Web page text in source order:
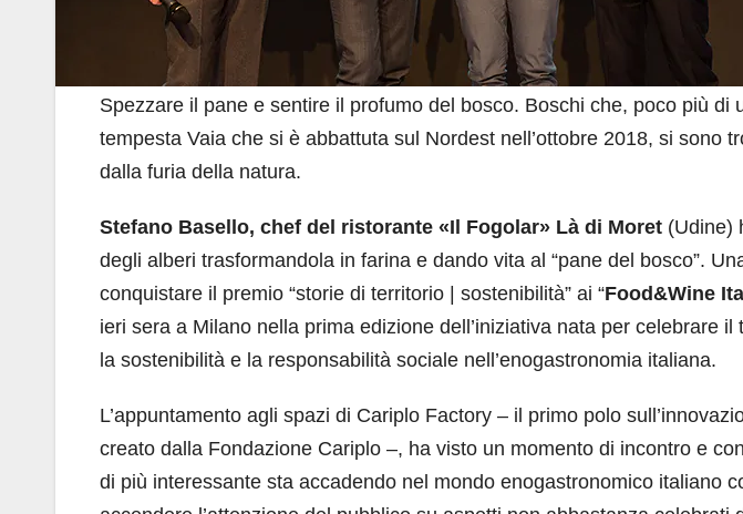
Spezzare il pane e sentire il profumo del bosco. Boschi che, poco più di
tempesta Vaia che si è abbattuta sul Nordest nell’ottobre 2018, si sono
dalla furia della natura.
Stefano Basello, chef del ristorante «Il Fogolar» Là di Moret (Udine)
degli alberi trasformandola in farina e dando vita al “pane del bosco”.
conquistare il premio “storie di territorio | sostenibilità” ai “Food&Wine
ieri sera a Milano nella prima edizione dell’iniziativa nata per celebrare il
la sostenibilità e la responsabilità sociale nell’enogastronomia italiana.
L’appuntamento agli spazi di Cariplo Factory – il primo polo
creato dalla Fondazione Cariplo –, ha visto un momento di incontro e
di più interessante sta accadendo nel mondo enogastronomico italiano